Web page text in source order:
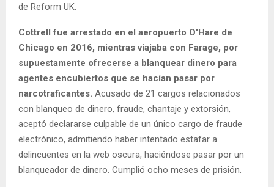
de Reform UK.
Cottrell fue arrestado en el aeropuerto O'Hare de
Chicago en 2016, mientras viajaba con Farage, por
supuestamente ofrecerse a blanquear dinero para
agentes encubiertos que se hacían pasar por
narcotraficantes. Acusado de 21 cargos relacionados
con blanqueo de dinero, fraude, chantaje y extorsión,
aceptó declararse culpable de un único cargo de fraude
electrónico, admitiendo haber intentado estafar a
delincuentes en la web oscura, haciéndose pasar por un
blanqueador de dinero. Cumplió ocho meses de prisión.